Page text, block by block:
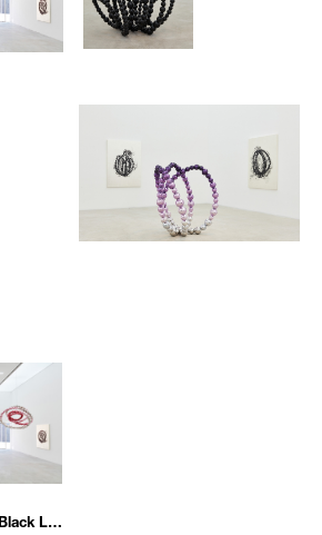
its title with the exhibition, takes inspiration
in the poetry of Charles Baudelaire’s
palette Othoniel has used for this body
and white, violet and dark blue, mirror
creates a powerful tension between the
sculpture. This paradox is something
journey embodied by the lotus, which
Black Lotusalso serves as the title of
of thick lithography ink painted on
Inspired loosely by calligraphy, the stark
inspired by the exuberant shapes found in
on flowers follows the vein of works such
kinetic sculpture designed to move with the
at the San Francisco Conservatory of
Gardner Museum in Boston.
can also be seen in the works
suspended in the air. Made of fluid lines and
elicit the viewer’s gaze through their
양가적인 가치를 표현한 작품이다. 이는 유
과 함께 금박을 입힌 캔버스 위에 석판화 잉
은 작가가 진행해 온 유리 구슬 조각들의 일
아닌 산화 처리된 알루미늄으로 제작되어 육
한 검은색, 보라색 등 어두운 색으로 채색됨으
과 같은 연꽃의 본래 가치들을 더욱 극적으로
면 작품은 서양의 캔버스와 검은 석판화 잉
예가 지니는 기운생동의 기질과 먹이 지니는
분, 곧 정신적인 측면을 나타내고자 시도한
연꽃 (Gold Lotus)> 은 미국 보스턴 소재의
장미 (La Rose des vent)> 와 맥을 같이한다.
조각이 바람에 따라 회전하는 이 작품을 통해
인 요소를 작품에 적극 개입시킴으로써 자연
력이 될 수 있도록 의도하였다.
유리 작품 <푸른 매듭 (Blue Knot)> 과 <홍
울유리로 제작된 유연한 곡선의 매듭 작품으
인 느낌을 연출하며 화려한 외형을 통해 인
embed/McdseJOo-O8?autoplay=1
Lotus
Jean-Michel Othoniel: Black Lotus